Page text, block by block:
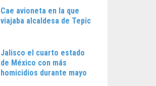
Cae avioneta en la que
viajaba alcaldesa de Tepic
Jalisco el cuarto estado
de México con más
homicidios durante mayo